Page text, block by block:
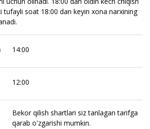
tufayli soat 18:00 dan keyin xona narxining
14:00
12:00
Bekor qilish shartlari siz tanlagan tarifga
qarab o'zgarishi mumkin.